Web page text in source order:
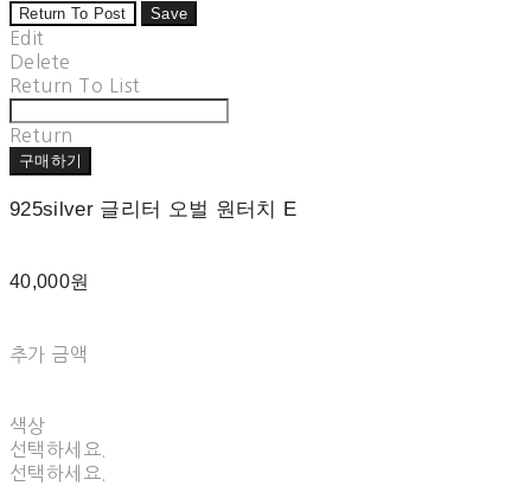
Return To Post Save
Edit
Delete
Return To List
Return
구매하기
925silver 글리터 오벌 원터치 E
40,000원
추가 금액
색상
선택하세요.
선택하세요.